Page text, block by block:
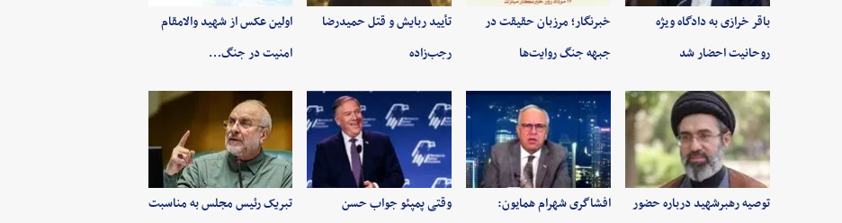
باقر خرازی به دادگاه ویژه
روحانیت احضار شد
خبرنگار؛ مرزبان حقیقت در
جبهه جنگ روایت‌ها
تأیید ربایش و قتل حمیدرضا
رجب‌زاده
اولین عکس از شهید والامقام
امنیت در جنگ…
توصیه رهبرشهید درباره حضور
افشاگری شهرام همایون:
وقتی پمپئو جواب حسن
تبریک رئیس مجلس به مناسبت